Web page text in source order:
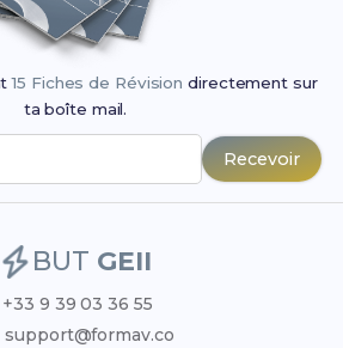
15 Fiches de Révision directement sur
ta boîte mail.
Recevoir
BUT GEII
+33 9 39 03 36 55
support@formav.co